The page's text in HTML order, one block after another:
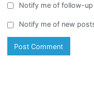
Notify me of follow-
Notify me of new